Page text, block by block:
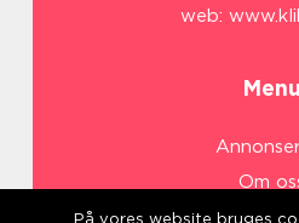
web:
Menu
Om
På vores website bruges